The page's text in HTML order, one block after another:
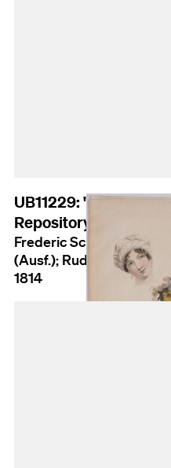
UB11229: "Head
Repository of Arts,
Frederic Schoberl
(Ausf.); Rudolph
1814